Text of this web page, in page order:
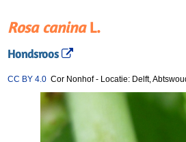
Rosa caninaL.
Hondsroos
CC BY 4.0 Cor Nonhof- Locatie: Delft,